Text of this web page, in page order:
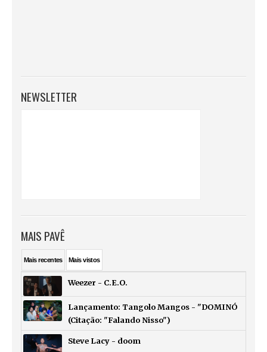
NEWSLETTER
MAIS PAVÊ
Maisrecentes Maisvistos
Weezer - C.E.O.
Lançamento: Tangolo Mangos - "DOMINÓ
(Citação: "Falando Nisso")
Steve Lacy - doom